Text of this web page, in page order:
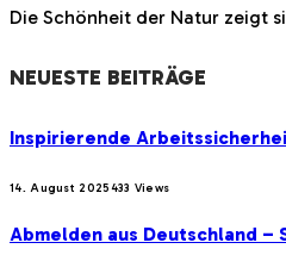
Die Schönheit der Natur zeigt
NEUESTE BEITRÄGE
Inspirierende
14. August 2025433 Views
Abmelden aus Deutschland –